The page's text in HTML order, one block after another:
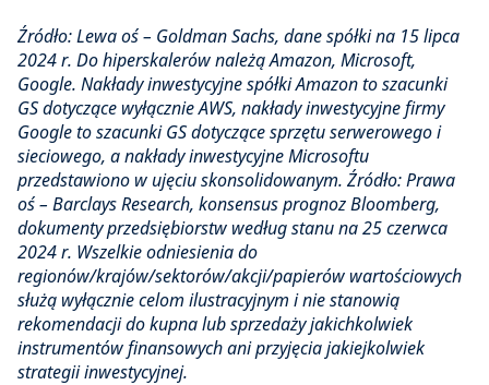
Źródło: Lewa oś – Goldman Sachs, dane spółki na 15 lipca
2024 r. Do hiperskalerów należą Amazon, Microsoft,
Google. Nakłady inwestycyjne spółki Amazon to szacunki
GS dotyczące wyłącznie AWS, nakłady inwestycyjne firmy
Google to szacunki GS dotyczące sprzętu serwerowego i
sieciowego, a nakłady inwestycyjne Microsoftu
przedstawiono w ujęciu skonsolidowanym. Źródło: Prawa
oś – Barclays Research, konsensus prognoz Bloomberg,
dokumenty przedsiębiorstw według stanu na 25 czerwca
2024 r. Wszelkie odniesienia do
regionów/krajów/sektorów/akcji/papierów wartościowych
służą wyłącznie celom ilustracyjnym i nie stanowią
rekomendacji do kupna lub sprzedaży jakichkolwiek
instrumentów finansowych ani przyjęcia jakiejkolwiek
strategii inwestycyjnej.